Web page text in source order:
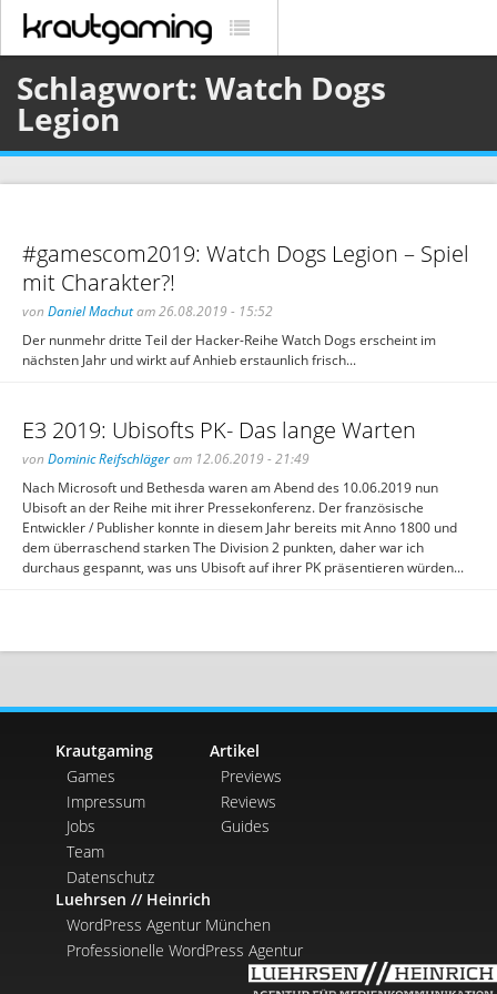
Schlagwort: Watch Dogs
Legion
#gamescom2019: Watch Dogs Legion – Spiel
mit Charakter?!
von Daniel Machutam 26.08.2019 - 15:52
Der nunmehr dritte Teil der Hacker-Reihe Watch Dogs erscheint im
nächsten Jahr und wirkt auf Anhieb erstaunlich frisch...
E3 2019: Ubisofts PK- Das lange Warten
von Dominic Reifschlägeram 12.06.2019 - 21:49
Nach Microsoft und Bethesda waren am Abend des 10.06.2019 nun
Ubisoft an der Reihe mit ihrer Pressekonferenz. Der französische
Entwickler / Publisher konnte in diesem Jahr bereits mit Anno 1800 und
dem überraschend starken The Division 2 punkten, daher war ich
durchaus gespannt, was uns Ubisoft auf ihrer PK präsentieren würden...
Krautgaming
Games
Impressum
Jobs
Team
Datenschutz
Artikel
Previews
Reviews
Guides
Luehrsen // Heinrich
WordPress Agentur München
Professionelle WordPress Agentur